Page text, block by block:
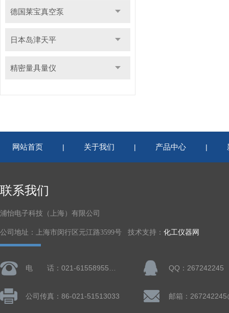
德国莱宝真空泵
日本岛津天平
精密量具量仪
网站首页 | 关于我们 | 产品中心 |
联系我们
浦怡电子科技（上海）有限公司
公司地址：上海市闵行区元江路3599号 技术支持： 化工仪器网
QQ：267242245
公司传真：86-021-51513033 邮箱：